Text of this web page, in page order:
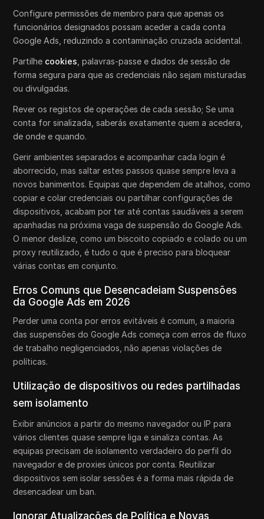
Configure permissões de membro para que apenas os
funcionários designados possam aceder a cada conta
Google Ads, reduzindo a contaminação cruzada acidental.
Partilhe cookies , palavras-passe e dados de sessão de
forma segura para que as credenciais não sejam misturadas
ou divulgadas.
Rever os registos de operações de cada sessão; Se uma
conta for sinalizada, saberás exatamente quem a acedera,
de onde e quando.
Gerir ambientes separados e acompanhar cada login é
aborrecido, mas saltar estes passos quase sempre leva a
novos banimentos. Equipas que dependem de atalhos, como
copiar e colar credenciais ou partilhar configurações de
dispositivos, acabam por ter até contas saudáveis a serem
apanhadas na próxima vaga de suspensão do Google Ads.
O menor deslize, como um biscoito copiado e colado ou um
proxy reutilizado, é tudo o que é preciso para bloquear
várias contas em conjunto.
Erros Comuns que Desencadeiam Suspensões
da Google Ads em 2026
Perder uma conta por erros evitáveis é comum, a maioria
das suspensões do Google Ads começa com erros de fluxo
de trabalho negligenciados, não apenas violações de
políticas.
Utilização de dispositivos ou redes partilhadas
sem isolamento
Exibir anúncios a partir do mesmo navegador ou IP para
vários clientes quase sempre liga e sinaliza contas. As
equipas precisam de isolamento verdadeiro do perfil do
navegador e de proxies únicos por conta. Reutilizar
dispositivos sem isolar sessões é a forma mais rápida de
desencadear um ban.
Ignorar Atualizações de Política e Novas